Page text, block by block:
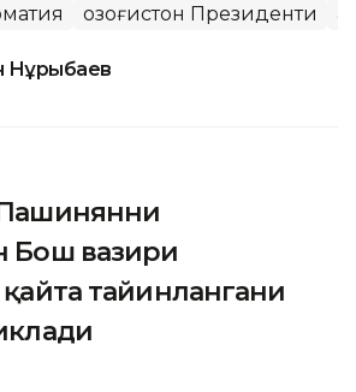
Қозоғистон Президенти
Нұрыбаев
Бош вазири
тайинлангани